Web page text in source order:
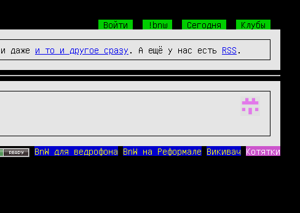
Войти !bnw Сегодня Клубы
и даже и то и другое сразу . А ещё у нас есть RSS
BnW для ведрофона BnW на Реформале Викивач Котятки